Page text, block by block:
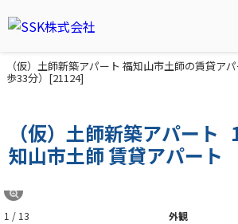
（仮）土師新築アパート 福知山市土師の賃貸ア
歩33分）[21124]
（仮）土師新築アパート
知山市土師 賃貸アパート
外観
1 / 13